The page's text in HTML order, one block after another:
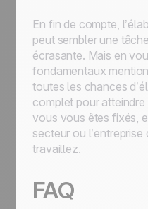
En fin de compte,
peut sembler une
écrasante. Mais en
fondamentaux
toutes les chances
complet pour
vous vous êtes fixés,
secteur ou
travaillez.
FAQ